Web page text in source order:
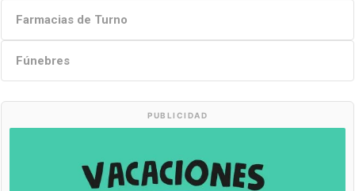
Farmacias de Turno
Fúnebres
PUBLICIDAD